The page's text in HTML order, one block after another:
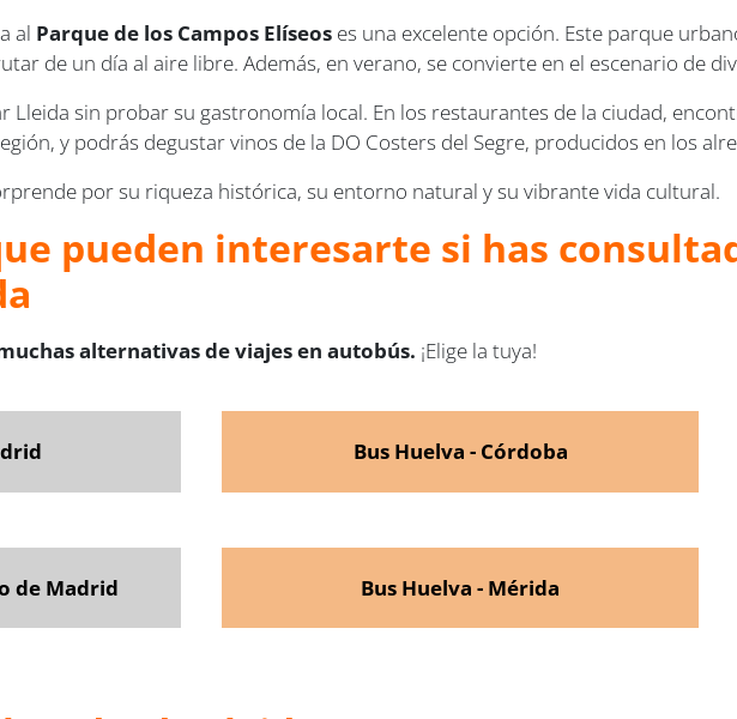
al Parque de los Campos Elíseos es una excelente opción. Este parque
de un día al aire libre. Además, en verano, se convierte en el escenario de
Lleida sin probar su gastronomía local. En los restaurantes de la ciudad,
y podrás degustar vinos de la DO Costers del Segre, producidos en los
por su riqueza histórica, su entorno natural y su vibrante vida cultural.
pueden interesarte si has
alternativas de viajes en autobús. ¡Elige la tuya!
Bus Huelva - Córdoba
de Madrid Bus Huelva - Mérida